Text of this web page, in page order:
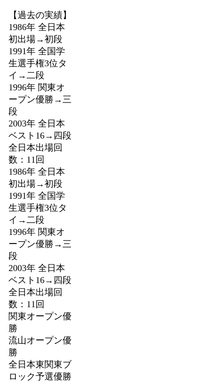
【過去の実績】
1986年 全日本
初出場→初段
1991年 全国学
生選手権3位タ
イ→二段
1996年 関東オ
ープン優勝→三
段
2003年 全日本
ベスト16→四段
全日本出場回
数：11回
1986年 全日本
初出場→初段
1991年 全国学
生選手権3位タ
イ→二段
1996年 関東オ
ープン優勝→三
段
2003年 全日本
ベスト16→四段
全日本出場回
数：11回
関東オープン優
勝
流山オープン優
勝
全日本東関東ブ
ロック予選優勝